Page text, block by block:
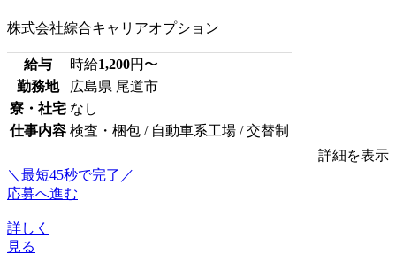
株式会社綜合キャリアオプション
給与 時給1,200円〜
勤務地
広島県 尾道市
寮・社宅 なし
仕事内容 検査・梱包 / 自動車系工場 / 交替制
詳細を表示
＼最短45秒で完了／
応募へ進む
詳しく
見る